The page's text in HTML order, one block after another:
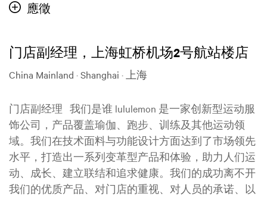
應徵
门店副经理，上海虹桥机场2号航站楼店
China Mainland · Shanghai · 上海
门店副经理 我们是谁 lululemon 是一家创新型运动服
饰公司，产品覆盖瑜伽、跑步、训练及其他运动领
域。我们在技术面料与功能设计方面达到了市场领先
水平，打造出一系列变革型产品和体验，助力人们运
动、成长、建立联结和追求健康。我们的成功离不开
我们的优质产品、对门店的重视、对人员的承诺、以